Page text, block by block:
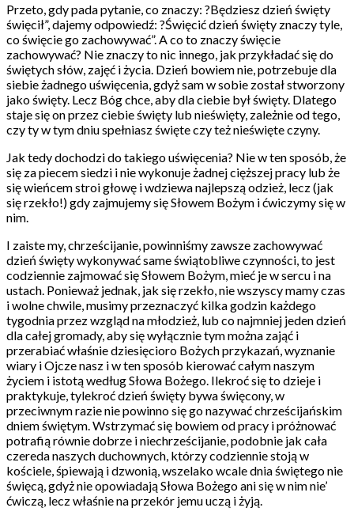
Przeto, gdy pada pytanie, co znaczy: ?Będziesz dzień święty
święcił”, dajemy odpowiedź: ?Święcić dzień święty znaczy tyle,
co święcie go zachowywać”. A co to znaczy święcie
zachowywać? Nie znaczy to nic innego, jak przykładać się do
świętych słów, zajęć i życia. Dzień bowiem nie, potrzebuje dla
siebie żadnego uświęcenia, gdyż sam w sobie został stworzony
jako święty. Lecz Bóg chce, aby dla ciebie był święty. Dlatego
staje się on przez ciebie święty lub nieświęty, zależnie od tego,
czy ty w tym dniu spełniasz święte czy też nieświęte czyny.
Jak tedy dochodzi do takiego uświęcenia? Nie w ten sposób, że
się za piecem siedzi i nie wykonuje żadnej cięższej pracy lub że
się wieńcem stroi głowę i wdziewa najlepszą odzież, lecz (jak
się rzekło!) gdy zajmujemy się Słowem Bożym i ćwiczymy się w
nim.
I zaiste my, chrześcijanie, powinniśmy zawsze zachowywać
dzień święty wykonywać same świątobliwe czynności, to jest
codziennie zajmować się Słowem Bożym, mieć je w sercu i na
ustach. Ponieważ jednak, jak się rzekło, nie wszyscy mamy czas
i wolne chwile, musimy przeznaczyć kilka godzin każdego
tygodnia przez wzgląd na młodzież, lub co najmniej jeden dzień
dla całej gromady, aby się wyłącznie tym można zająć i
przerabiać właśnie dziesięcioro Bożych przykazań, wyznanie
wiary i Ojcze nasz i w ten sposób kierować całym naszym
życiem i istotą według Słowa Bożego. Ilekroć się to dzieje i
praktykuje, tylekroć dzień święty bywa święcony, w
przeciwnym razie nie powinno się go nazywać chrześcijańskim
dniem świętym. Wstrzymać się bowiem od pracy i próżnować
potrafią równie dobrze i niechrześcijanie, podobnie jak cała
czereda naszych duchownych, którzy codziennie stoją w
kościele, śpiewają i dzwonią, wszelako wcale dnia świętego nie
święcą, gdyż nie opowiadają Słowa Bożego ani się w nim nie’
ćwiczą, lecz właśnie na przekór jemu uczą i żyją.